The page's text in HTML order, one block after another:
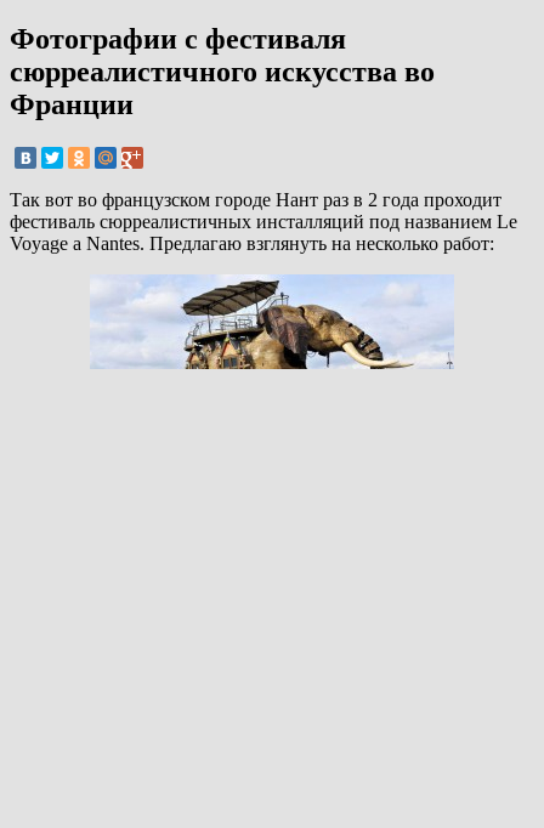
Фотографии с фестиваля
сюрреалистичного искусства во
Франции
Так вот во французском городе Нант раз в 2 года проходит
фестиваль сюрреалистичных инсталляций под названием Le
Voyage a Nantes. Предлагаю взглянуть на несколько работ: